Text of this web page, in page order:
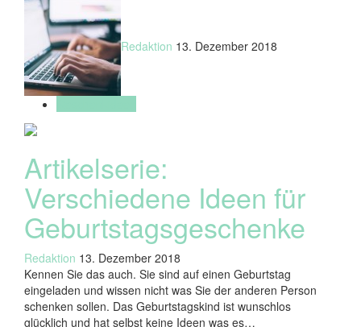
Redaktion 13. Dezember 2018
Artikelserie:
Verschiedene Ideen für
Geburtstagsgeschenke
Redaktion 13. Dezember 2018
Kennen Sie das auch. Sie sind auf einen Geburtstag
eingeladen und wissen nicht was Sie der anderen Person
schenken sollen. Das Geburtstagskind ist wunschlos
glücklich und hat selbst keine Ideen was es…